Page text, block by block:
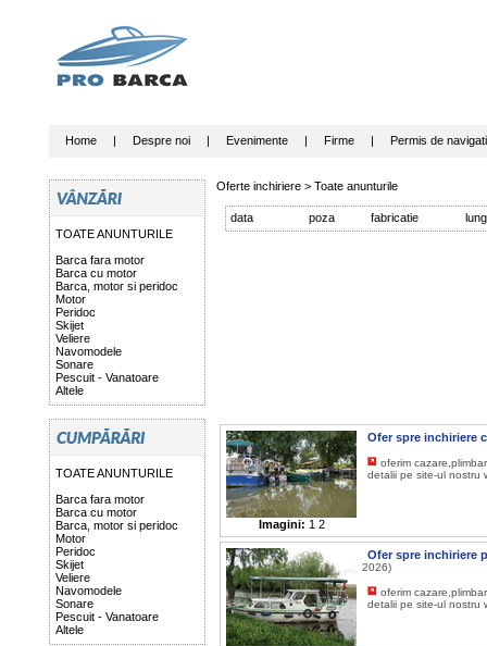
Home | Despre noi | Evenimente | Firme | Permis de
TOATE ANUNTURILE
Barca fara motor
Barca cu motor
Barca, motor si peridoc
Motor
Peridoc
Skijet
Veliere
Navomodele
Sonare
Pescuit - Vanatoare
Altele
TOATE ANUNTURILE
Barca fara motor
Barca cu motor
Barca, motor si peridoc
Motor
Peridoc
Skijet
Veliere
Navomodele
Sonare
Pescuit - Vanatoare
Altele
Oferte inchiriere > Toate anunturile
data poza fabricatie
Imagini: 1 2
Ofer spre inchiriere
oferim
detalii pe site-ul nostru
Ofer spre inchiriere
2026)
oferim
detalii pe site-ul nostru